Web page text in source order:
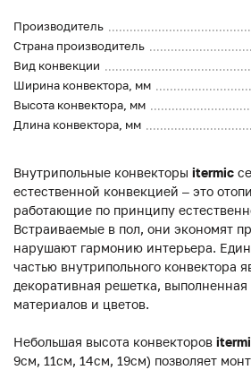
Производитель
Страна производитель
Вид конвекции
Ширина конвектора, мм
Высота конвектора, мм
Длина конвектора, мм
Внутрипольные конвекторы itermic
естественной конвекцией – это
работающие по принципу
Встраиваемые в пол, они экономят
нарушают гармонию интерьера.
частью внутрипольного конвектора
декоративная решетка,
материалов и цветов.
Небольшая высота конвекторов
9см, 11см, 14см, 19см) позволяет